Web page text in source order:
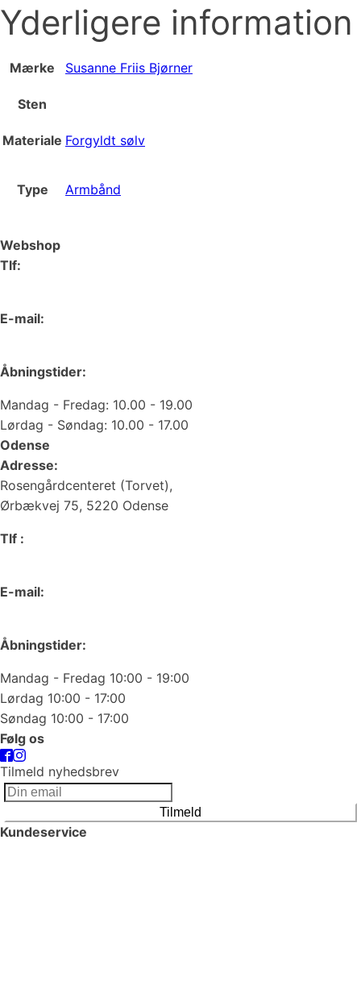
Yderligere information
Mærke Susanne Friis Bjørner
Sten
Materiale Forgyldt sølv
Type Armbånd
Webshop
Tlf:
E-mail:
Åbningstider:
Mandag - Fredag: 10.00 - 19.00
Lørdag - Søndag: 10.00 - 17.00
Odense
Adresse:
Rosengårdcenteret (Torvet),
Ørbækvej 75, 5220 Odense
Tlf :
E-mail:
Åbningstider:
Mandag - Fredag 10:00 - 19:00
Lørdag 10:00 - 17:00
Søndag 10:00 - 17:00
Følg os
Tilmeld nyhedsbrev
Tilmeld
Kundeservice